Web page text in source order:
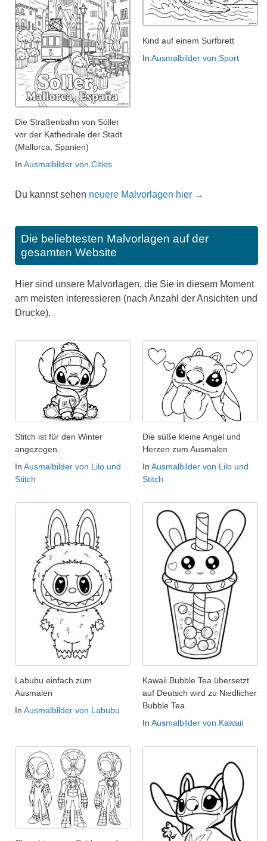
Die Straßenbahn von Sóller
vor der Kathedrale der Stadt
(Mallorca, Spanien)
In Ausmalbilder von Cities
Kind auf einem Surfbrett
In Ausmalbilder von Sport
Du kannst sehen neuere Malvorlagen hier →
Die beliebtesten Malvorlagen auf der
gesamten Website
Hier sind unsere Malvorlagen, die Sie in diesem Moment
am meisten interessieren (nach Anzahl der Ansichten und
Drucke).
Stitch ist für den Winter
angezogen.
In Ausmalbilder von Lilo und
Stitch
Die süße kleine Angel und
Herzen zum Ausmalen
In Ausmalbilder von Lilo und
Stitch
Labubu einfach zum
Ausmalen
In Ausmalbilder von Labubu
Kawaii Bubble Tea übersetzt
auf Deutsch wird zu Niedlicher
Bubble Tea.
In Ausmalbilder von Kawaii